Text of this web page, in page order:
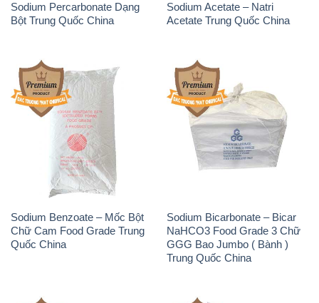
Sodium Percarbonate Dạng
Bột Trung Quốc China
Sodium Acetate – Natri
Acetate Trung Quốc China
Sodium Benzoate – Mốc Bột
Chữ Cam Food Grade Trung
Quốc China
Sodium Bicarbonate – Bicar
NaHCO3 Food Grade 3 Chữ
GGG Bao Jumbo ( Bành )
Trung Quốc China